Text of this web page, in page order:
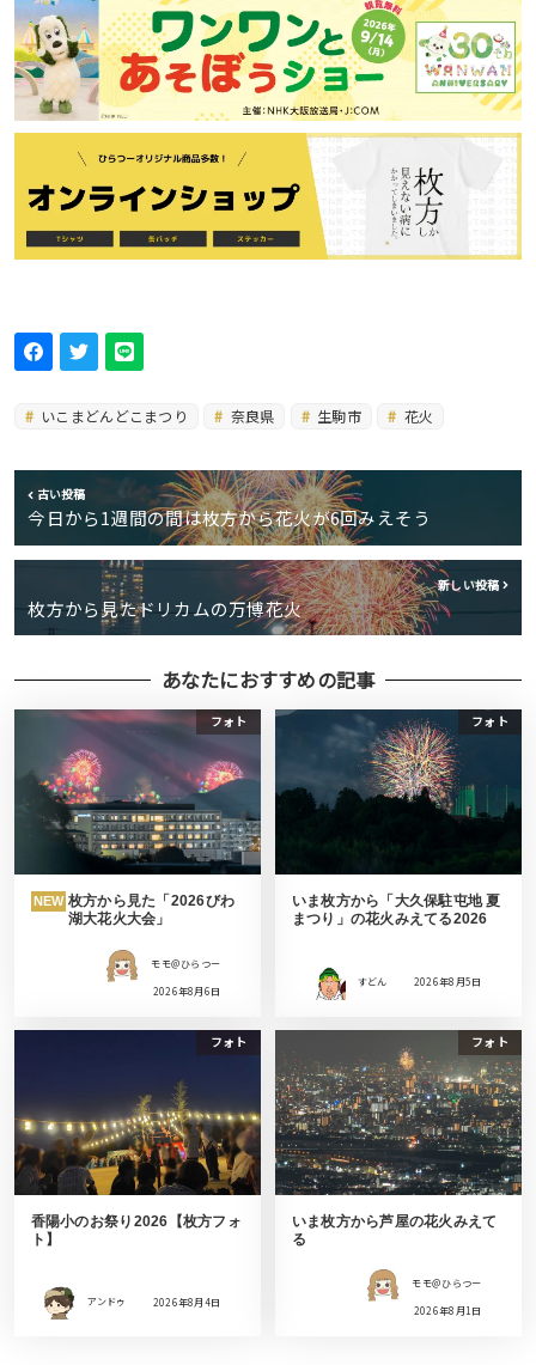
いこまどんどこまつり 奈良県 生駒市 花火
古い投稿
今日から1週間の間は枚方から花火が6回みえそう
新しい投稿
枚方から見たドリカムの万博花火
あなたにおすすめの記事
フォト
NEW 枚方から見た「2026びわ
湖大花火大会」
モモ＠ひらつー
2026年8月6日
フォト
いま枚方から「大久保駐屯地 夏
まつり」の花火みえてる2026
すどん 2026年8月5日
フォト
香陽小のお祭り2026【枚方フォ
ト】
アンドゥ 2026年8月4日
フォト
いま枚方から芦屋の花火みえて
る
モモ＠ひらつー
2026年8月1日